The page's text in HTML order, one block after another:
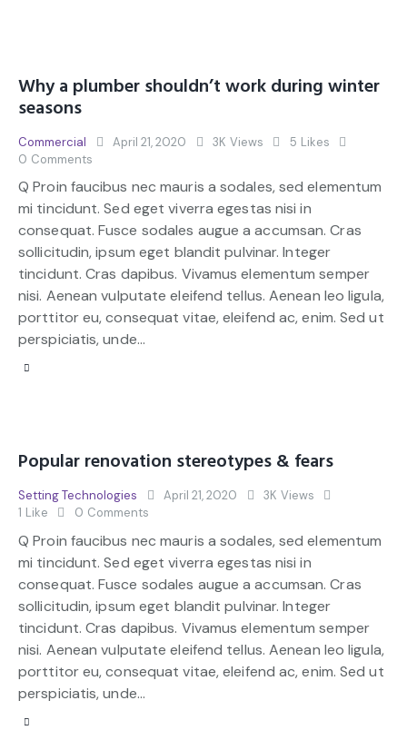
Why a plumber shouldn’t work during winter
seasons
Commercial April 21, 2020 3K Views 5 Likes
0 Comments
Q Proin faucibus nec mauris a sodales, sed elementum
mi tincidunt. Sed eget viverra egestas nisi in
consequat. Fusce sodales augue a accumsan. Cras
sollicitudin, ipsum eget blandit pulvinar. Integer
tincidunt. Cras dapibus. Vivamus elementum semper
nisi. Aenean vulputate eleifend tellus. Aenean leo ligula,
porttitor eu, consequat vitae, eleifend ac, enim. Sed ut
perspiciatis, unde…
Popular renovation stereotypes & fears
Setting Technologies April 21, 2020 3K Views
1 Like 0 Comments
Q Proin faucibus nec mauris a sodales, sed elementum
mi tincidunt. Sed eget viverra egestas nisi in
consequat. Fusce sodales augue a accumsan. Cras
sollicitudin, ipsum eget blandit pulvinar. Integer
tincidunt. Cras dapibus. Vivamus elementum semper
nisi. Aenean vulputate eleifend tellus. Aenean leo ligula,
porttitor eu, consequat vitae, eleifend ac, enim. Sed ut
perspiciatis, unde…